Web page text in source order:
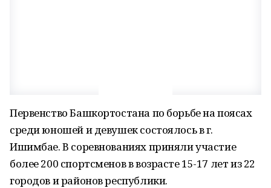
Первенство Башкортостана по борьбе на поясах
среди юношей и девушек состоялось в г.
Ишимбае. В соревнованиях приняли участие
более 200 спортсменов в возрасте 15-17 лет из 22
городов и районов республики.